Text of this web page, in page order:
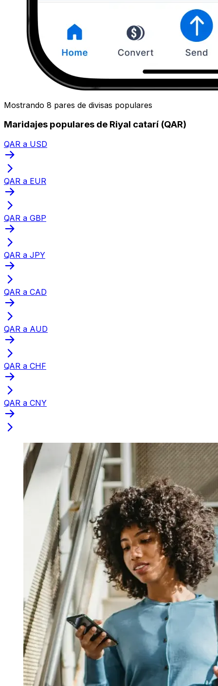
Mostrando 8 pares de divisas populares
Maridajes populares de Riyal catarí (QAR)
QAR a USD
QAR a EUR
QAR a GBP
QAR a JPY
QAR a CAD
QAR a AUD
QAR a CHF
QAR a CNY